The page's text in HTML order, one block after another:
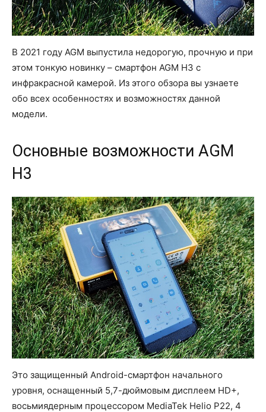
В 2021 году AGM выпустила недорогую, прочную и при
этом тонкую новинку – смартфон AGM H3 с
инфракрасной камерой. Из этого обзора вы узнаете
обо всех особенностях и возможностях данной
модели.
Основные возможности AGM
H3
Это защищенный Android-смартфон начального
уровня, оснащенный 5,7-дюймовым дисплеем HD+,
восьмиядерным процессором MediaTek Helio P22, 4